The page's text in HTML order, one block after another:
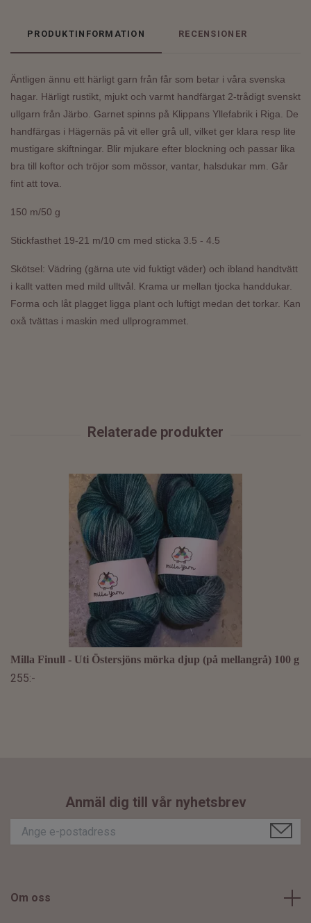
PRODUKTINFORMATION RECENSIONER
Äntligen ännu ett härligt garn från får som betar i våra svenska
hagar. Härligt rustikt, mjukt och varmt handfärgat 2-trådigt svenskt
ullgarn från Järbo. Garnet spinns på Klippans Yllefabrik i Riga. De
handfärgas i Hägernäs på vit eller grå ull, vilket ger klara resp lite
mustigare skiftningar. Blir mjukare efter blockning och passar lika
bra till koftor och tröjor som mössor, vantar, halsdukar mm. Går
fint att tova.
150 m/50 g
Stickfasthet 19-21 m/10 cm med sticka 3.5 - 4.5
Skötsel: Vädring (gärna ute vid fuktigt väder) och ibland handtvätt
i kallt vatten med mild ulltvål. Krama ur mellan tjocka handdukar.
Forma och låt plagget ligga plant och luftigt medan det torkar. Kan
oxå tvättas i maskin med ullprogrammet.
Milla Finull - Uti Östersjöns mörka djup (på mellangrå) 100 g
255:-
Anmäl dig till vår nyhetsbrev
Om oss